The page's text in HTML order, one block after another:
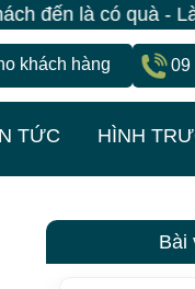
có quà - Làm
khách hàng 09
TỨC HÌNH
Bài